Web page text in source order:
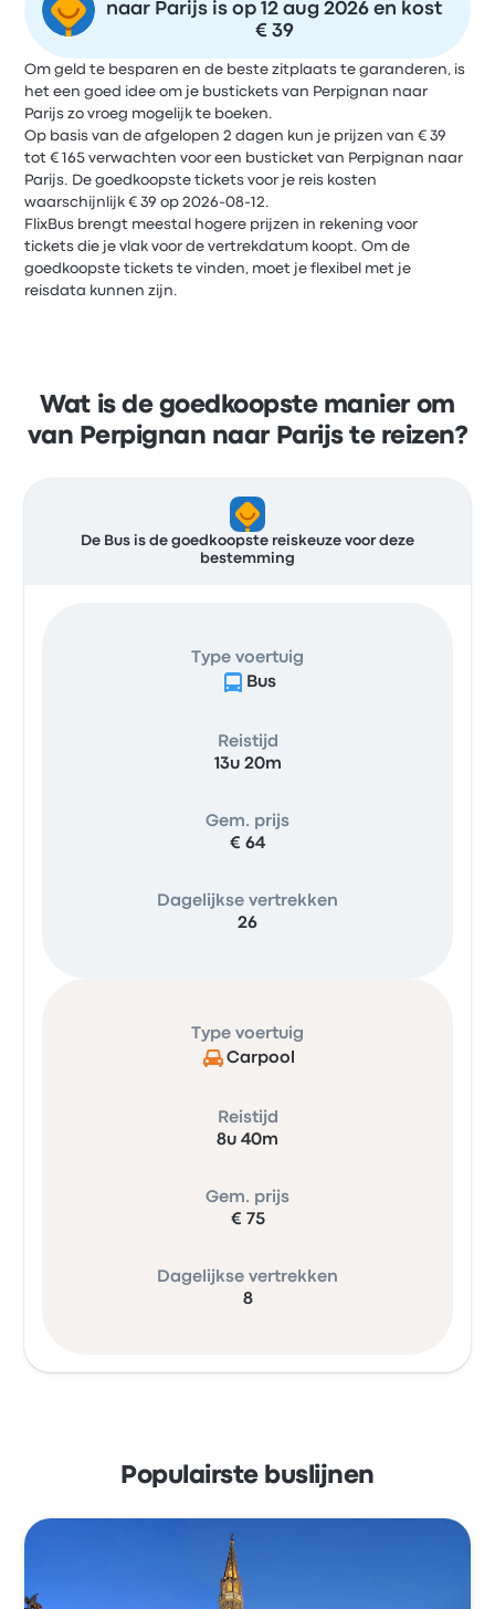
naar Parijs is op 12 aug 2026 en kost
€ 39
Om geld te besparen en de beste zitplaats te garanderen, is
het een goed idee om je bustickets van Perpignan naar
Parijs zo vroeg mogelijk te boeken.
Op basis van de afgelopen 2 dagen kun je prijzen van € 39
tot € 165 verwachten voor een busticket van Perpignan naar
Parijs. De goedkoopste tickets voor je reis kosten
waarschijnlijk € 39 op 2026-08-12.
FlixBus brengt meestal hogere prijzen in rekening voor
tickets die je vlak voor de vertrekdatum koopt. Om de
goedkoopste tickets te vinden, moet je flexibel met je
reisdata kunnen zijn.
Wat is de goedkoopste manier om
van Perpignan naar Parijs te reizen?
De Bus is de goedkoopste reiskeuze voor deze
bestemming
Type voertuig
Bus
Reistijd
13u 20m
Gem. prijs
€ 64
Dagelijkse vertrekken
26
Type voertuig
Carpool
Reistijd
8u 40m
Gem. prijs
€ 75
Dagelijkse vertrekken
8
Populairste buslijnen